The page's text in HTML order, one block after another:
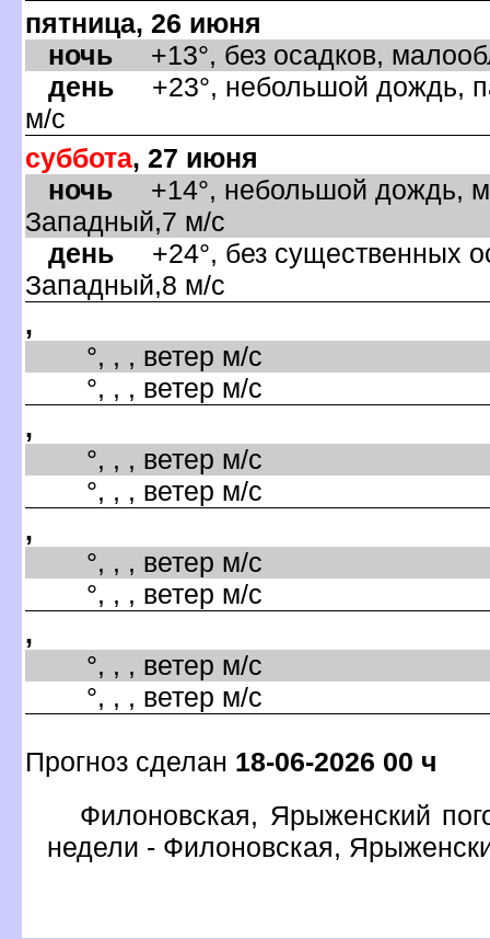
пятница, 26 июня
ночь +13°, без осадков,
день +23°, небольшой дождь,
м/с
суббота, 27 июня
ночь +14°, небольшой дождь,
Западный,7 м/с
день +24°, без существенных
Западный,8 м/с
,
°, , , ветер м/с
°, , , ветер м/с
,
°, , , ветер м/с
°, , , ветер м/с
,
°, , , ветер м/с
°, , , ветер м/с
,
°, , , ветер м/с
°, , , ветер м/с
Прогноз сделан 18-06-2026 00 ч
Филоновская, Ярыженский
недели - Филоновская,